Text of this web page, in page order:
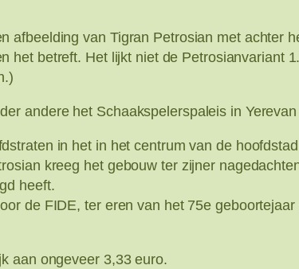
afbeelding van Tigran Petrosian met achter
het betreft. Het lijkt niet de Petrosianvariant
andere het Schaakspelerspaleis in
in het in het centrum van de
kreeg het gebouw ter zijner
heeft.
de FIDE, ter eren van het 75e
aan ongeveer 3,33 euro.